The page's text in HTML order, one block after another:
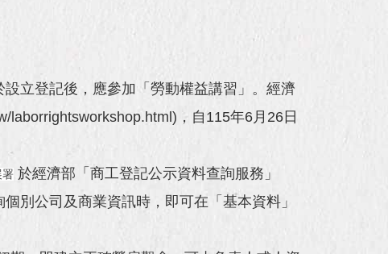
立登記後，應參加「勞動權益講習」。經濟
，自115年6月26日
署 於經濟部「商工登記公示資料查詢服務」
別公司及商業資訊時，即可在「基本資料」